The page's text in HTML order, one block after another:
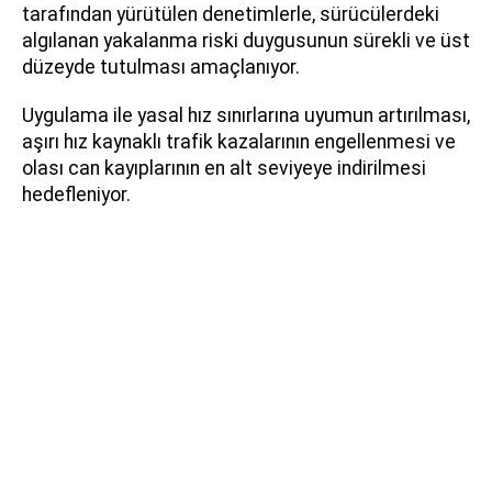
tarafından yürütülen denetimlerle, sürücülerdeki
algılanan yakalanma riski duygusunun sürekli ve üst
düzeyde tutulması amaçlanıyor.
Uygulama ile yasal hız sınırlarına uyumun artırılması,
aşırı hız kaynaklı trafik kazalarının engellenmesi ve
olası can kayıplarının en alt seviyeye indirilmesi
hedefleniyor.